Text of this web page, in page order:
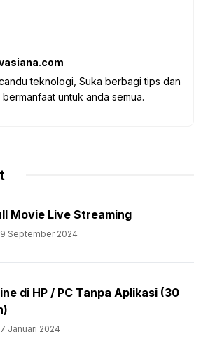
teknologi, Suka berbagi tips dan
bermanfaat untuk anda semua.
Movie Live Streaming
9 September 2024
di HP / PC Tanpa Aplikasi (30
7 Januari 2024